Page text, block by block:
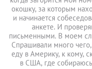
окошку, за которым
и начинается
анкете. И
письменными. В моем
Спрашивали много
еду в Америку, к кому,
в США, где